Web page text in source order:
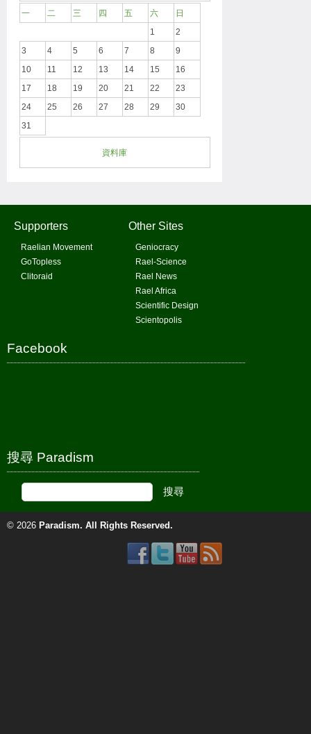
一 二 三 四 五 六
日
1
2
3
4 5 6 7 8
9
10
11 12 13 14 15
16
17
18 19 20 21 22
23
24
25 26 27 28 29
30
31
資料庫
Supporters
Raelian Movement
GoTopless
Clitoraid
Other Sites
Geniocracy
Rael-Science
Rael News
Rael Africa
Scientific Design
Scientopolis
Facebook
搜尋 Paradism
© 2026 Paradism. All Rights Reserved.